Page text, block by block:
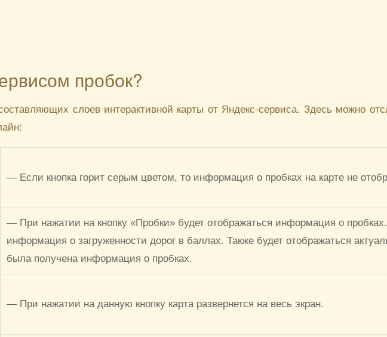
пробок?
слоев интерактивной карты от Яндекс-сервиса. Здесь можно
— Если кнопка горит серым цветом, то информация о пробках на карте не
— При нажатии на кнопку «Пробки» будет отображаться информация о
информация о загруженности дорог в баллах. Также будет отображаться
была получена информация о пробках.
— При нажатии на данную кнопку карта развернется на весь экран.